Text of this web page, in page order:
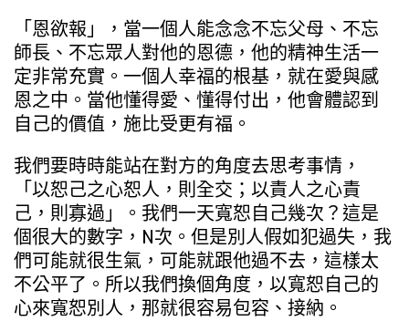
「恩欲報」，當一個人能念念不忘父母、不忘
師長、不忘眾人對他的恩德，他的精神生活一
定非常充實。一個人幸福的根基，就在愛與感
恩之中。當他懂得愛、懂得付出，他會體認到
自己的價值，施比受更有福。
我們要時時能站在對方的角度去思考事情，
「以恕己之心恕人，則全交；以責人之心責
己，則寡過」。我們一天寬恕自己幾次？這是
個很大的數字，N次。但是別人假如犯過失，我
們可能就很生氣，可能就跟他過不去，這樣太
不公平了。所以我們換個角度，以寬恕自己的
心來寬恕別人，那就很容易包容、接納。